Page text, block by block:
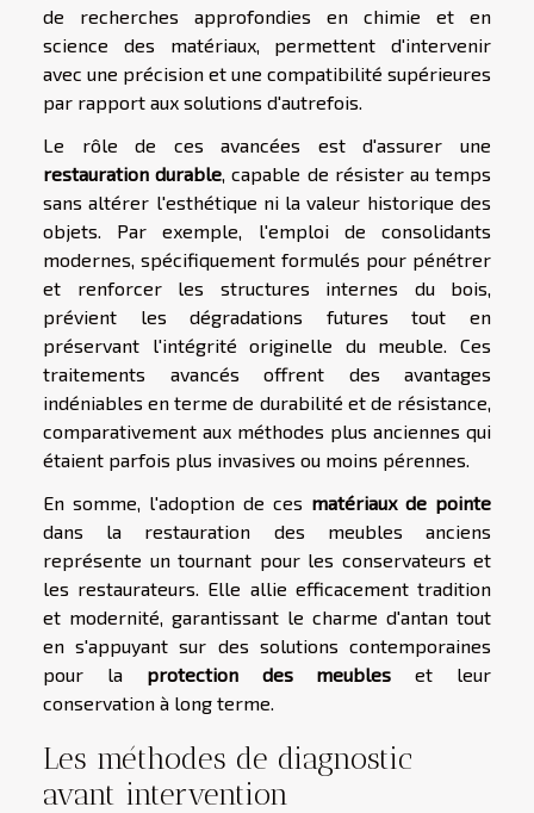
de recherches approfondies en chimie et en
science des matériaux, permettent d'intervenir
avec une précision et une compatibilité supérieures
par rapport aux solutions d'autrefois.
Le rôle de ces avancées est d'assurer une
restauration durable , capable de résister au temps
sans altérer l'esthétique ni la valeur historique des
objets. Par exemple, l'emploi de consolidants
modernes, spécifiquement formulés pour pénétrer
et renforcer les structures internes du bois,
prévient les dégradations futures tout en
préservant l'intégrité originelle du meuble. Ces
traitements avancés offrent des avantages
indéniables en terme de durabilité et de résistance,
comparativement aux méthodes plus anciennes qui
étaient parfois plus invasives ou moins pérennes.
En somme, l'adoption de ces matériaux de pointe
dans la restauration des meubles anciens
représente un tournant pour les conservateurs et
les restaurateurs. Elle allie efficacement tradition
et modernité, garantissant le charme d'antan tout
en s'appuyant sur des solutions contemporaines
pour la protection des meubles et leur
conservation à long terme.
Les méthodes de diagnostic
avant intervention